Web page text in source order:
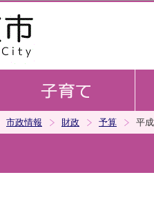
市政情報 財政 予算 平